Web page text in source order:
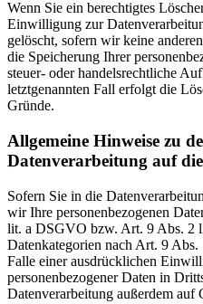
Wenn Sie ein berechtigtes
Einwilligung zur
gelöscht, sofern wir keine
die Speicherung Ihrer
steuer- oder handelsrechtliche
letztgenannten Fall erfolgt die
Gründe.
Allgemeine Hinweise zu
Datenverarbeitung auf
Sofern Sie in die
wir Ihre personenbezogenen
lit. a DSGVO bzw. Art. 9 Abs. 2
Datenkategorien nach Art. 9
Falle einer ausdrücklichen
personenbezogener Daten in
Datenverarbeitung außerdem